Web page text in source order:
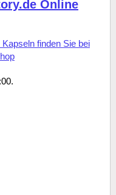
Online
finden Sie bei